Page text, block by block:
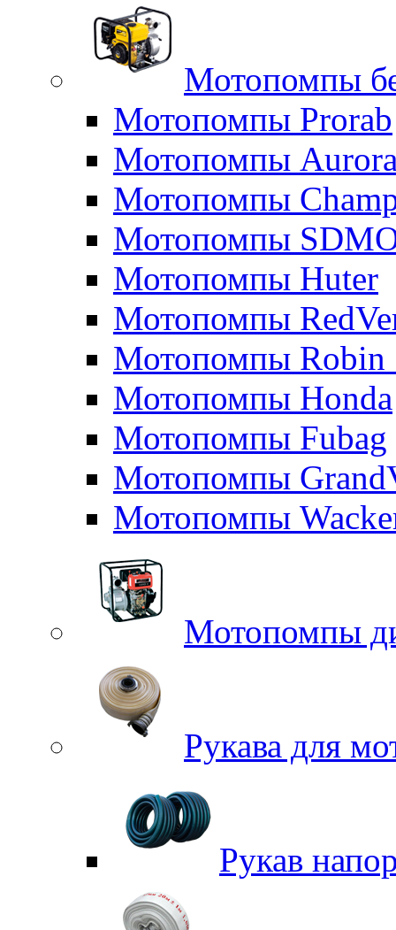
Мотопомпы
Мотопомпы Prorab
Мотопомпы
Мотопомпы
Мотопомпы
Мотопомпы Huter
Мотопомпы
Мотопомпы Robin
Мотопомпы Honda
Мотопомпы Fubag
Мотопомпы
Мотопомпы
Мотопомпы
Рукава для
Рукав